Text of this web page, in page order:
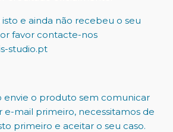
isto e ainda não recebeu o seu
favor contacte-nos
studio.pt
envie o produto sem comunicar
e-mail primeiro, necessitamos de
primeiro e aceitar o seu caso.